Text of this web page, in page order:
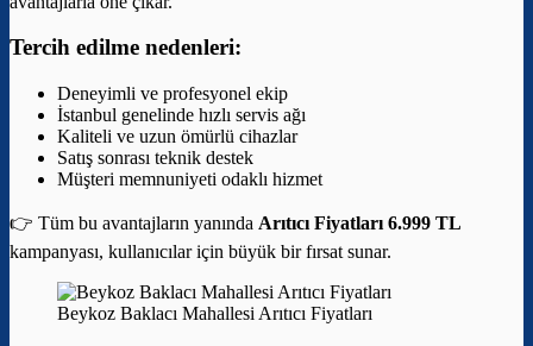
Tercih edilme nedenleri:
Deneyimli ve profesyonel ekip
İstanbul genelinde hızlı servis ağı
Kaliteli ve uzun ömürlü cihazlar
Satış sonrası teknik destek
Müşteri memnuniyeti odaklı hizmet
👉 Tüm bu avantajların yanında Arıtıcı Fiyatları 6.999 TL
kampanyası, kullanıcılar için büyük bir fırsat sunar.
Beykoz Baklacı Mahallesi Arıtıcı Fiyatları